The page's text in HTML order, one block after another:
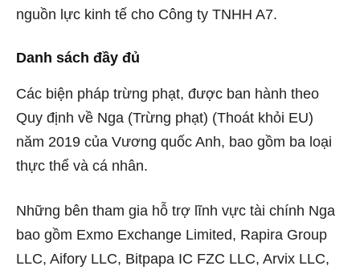
nguồn lực kinh tế cho Công ty TNHH A7.
Danh sách đầy đủ
Các biện pháp trừng phạt, được ban hành theo
Quy định về Nga (Trừng phạt) (Thoát khỏi EU)
năm 2019 của Vương quốc Anh, bao gồm ba loại
thực thể và cá nhân.
Những bên tham gia hỗ trợ lĩnh vực tài chính Nga
bao gồm Exmo Exchange Limited, Rapira Group
LLC, Aifory LLC, Bitpapa IC FZC LLC, Arvix LLC,